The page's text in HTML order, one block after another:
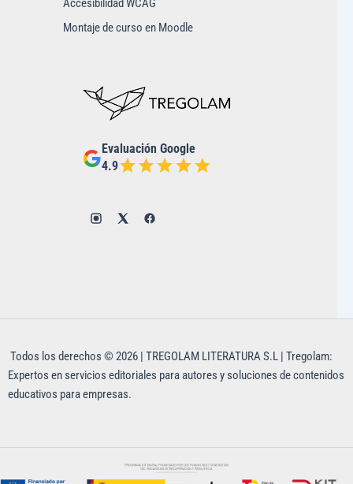
Accesibilidad WCAG
Montaje de curso en Moodle
Evaluación Google
4.9
Todos los derechos © 2026 | TREGOLAM LITERATURA S.L | Tregolam:
Expertos en servicios editoriales para autores y soluciones de contenidos
educativos para empresas.